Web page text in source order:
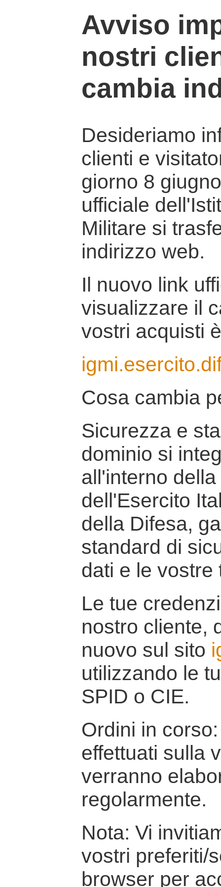
Avviso
nostri
cambia
Desideriamo
clienti e
giorno 8
ufficiale
Militare si
indirizzo web.
Il nuovo link
visualizzare il
vostri acquisti
Cosa cambia
Sicurezza e
dominio si
all'interno
dell'Esercito
della Difesa,
standard di
dati e le vostre
Le tue
nostro cliente,
nuovo sul sito
utilizzando le
SPID o CIE.
Ordini in
effettuati sulla
verranno
regolarmente.
Nota: Vi
vostri preferiti/
browser per